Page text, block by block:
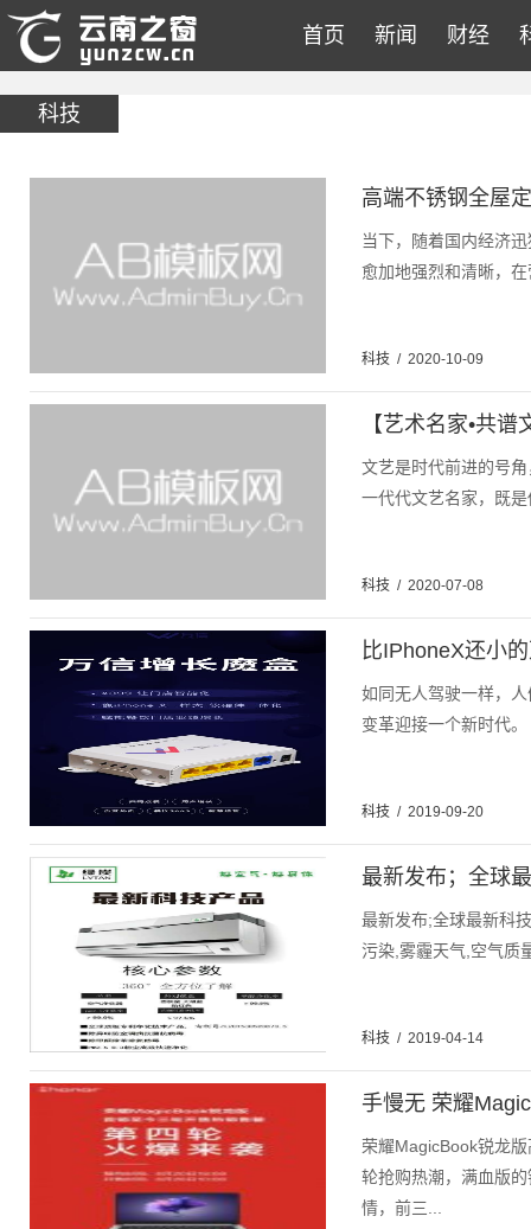
首页 新闻 财经
科技
高端不锈钢全屋
当下，随着国内经济
愈加地强烈和清晰，
科技 / 2020-10-09
【艺术名家•共谱
文艺是时代前进的号
一代代文艺名家，既
科技 / 2020-07-08
比IPhoneX还小
如同无人驾驶一样，
变革迎接一个新时代
科技 / 2019-09-20
最新发布；全球
最新发布;全球最新科
污染,雾霾天气,空气质
科技 / 2019-04-14
手慢无 荣耀
荣耀MagicBook锐龙
轮抢购热潮，满血版
情，前三...